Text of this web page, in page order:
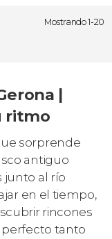
Mostrando 1-20
|
ritmo
sorprende
antiguo
junto al río
en el tiempo,
rincones
perfecto tanto